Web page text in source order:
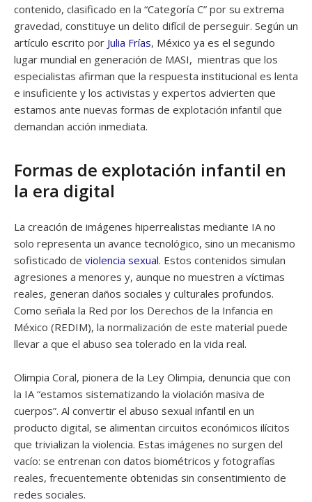
contenido, clasificado en la “Categoría C” por su extrema
gravedad, constituye un delito difícil de perseguir. Según un
artículo escrito por Julia Frías, México ya es el segundo
lugar mundial en generación de MASI, mientras que los
especialistas afirman que la respuesta institucional es lenta
e insuficiente y los activistas y expertos advierten que
estamos ante nuevas formas de explotación infantil que
demandan acción inmediata.
Formas de explotación infantil en
la era digital
La creación de imágenes hiperrealistas mediante IA no
solo representa un avance tecnológico, sino un mecanismo
sofisticado de violencia sexual. Estos contenidos simulan
agresiones a menores y, aunque no muestren a víctimas
reales, generan daños sociales y culturales profundos.
Como señala la Red por los Derechos de la Infancia en
México (REDIM), la normalización de este material puede
llevar a que el abuso sea tolerado en la vida real.
Olimpia Coral, pionera de la Ley Olimpia, denuncia que con
la IA “estamos sistematizando la violación masiva de
cuerpos”. Al convertir el abuso sexual infantil en un
producto digital, se alimentan circuitos económicos ilícitos
que trivializan la violencia. Estas imágenes no surgen del
vacío: se entrenan con datos biométricos y fotografías
reales, frecuentemente obtenidas sin consentimiento de
redes sociales.